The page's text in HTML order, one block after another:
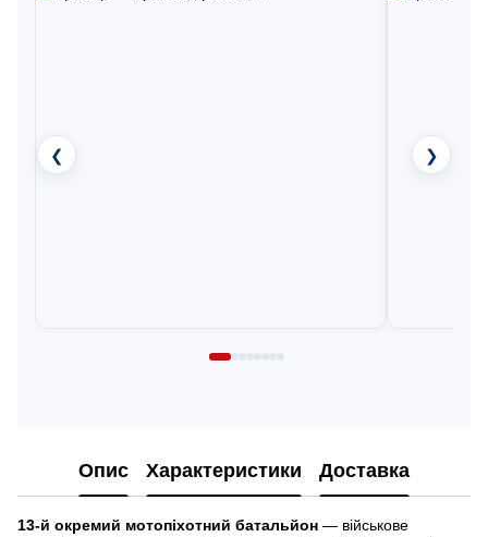
❮ ❯
Опис Характеристики Доставка
13-й окремий мотопіхотний батальйон — військове